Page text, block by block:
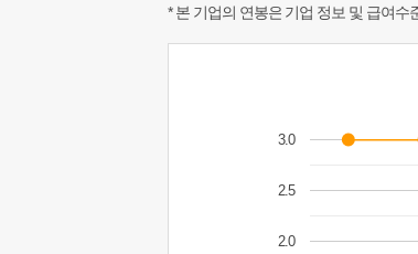
* 본 기업의 연봉은 기업 정보 및 급여
2.0
2.5
3.0